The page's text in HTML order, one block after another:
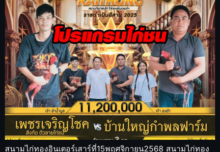
สนามไก่ทองอินเตอร์เสาร์ที่15พฤศจิกายน2568 สนามไก่ทอง